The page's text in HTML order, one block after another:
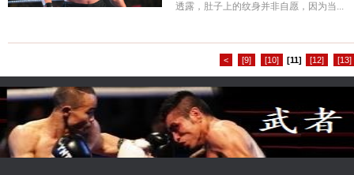
透露，肚子上的纹身并非自愿，因为当...
< [9] [10] [11] [12] [13]